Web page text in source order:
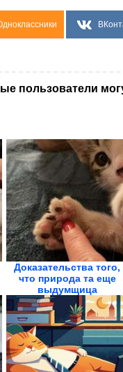
пользователи
Доказательства того,
что природа та еще
выдумщица